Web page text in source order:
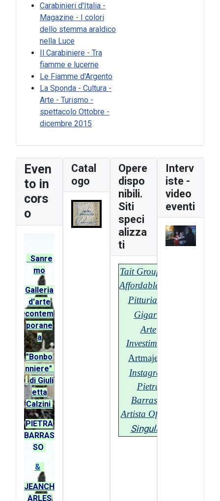
Carabinieri d'Italia -
Magazine - I colori
dello stemma araldico
nella Luce
Il Carabiniere - Tra
fiamme e lucerne
Le Fiamme d'Argento
La Sponda - Cultura -
Arte - Turismo -
spettacolo Ottobre -
dicembre 2015
Even
to in
cors
o
Sanre
mo
Galleria
d'arte
contem
porane
a
"Bonbo
nniere"
di Giuli
etta
Calzini
PIETRA
BARRAS
SO
&
JEANCH
ARLES
Catal
ogo
Opere
dispo
nibili.
Siti
speci
alizza
ti
Tait Group - T-
Affordable.com
Pitturiamo
Gigarte
Arte
Investimenti
Artmajeur
Instagram
Pietra
Barrasso
Artista Official
Singulart
Interv
iste -
video
eventi